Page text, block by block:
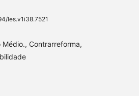
les.v1i38.7521
Médio., Contrarreforma,